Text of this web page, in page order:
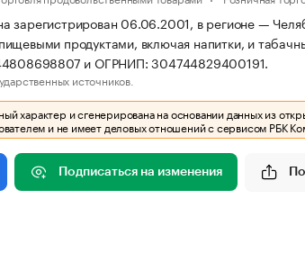
06.06.2001, в регионе —
продуктами, включая напитки, и
и ОГРНИП: 304744829400191.
источников.
характер и сгенерирована на основании данных из
и не имеет деловых отношений с сервисом РБК
Подписаться на изменения